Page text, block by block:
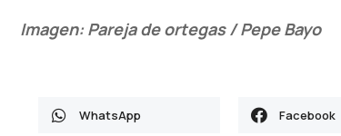
Imagen: Pareja de ortegas / Pepe Bayo
WhatsApp Facebook